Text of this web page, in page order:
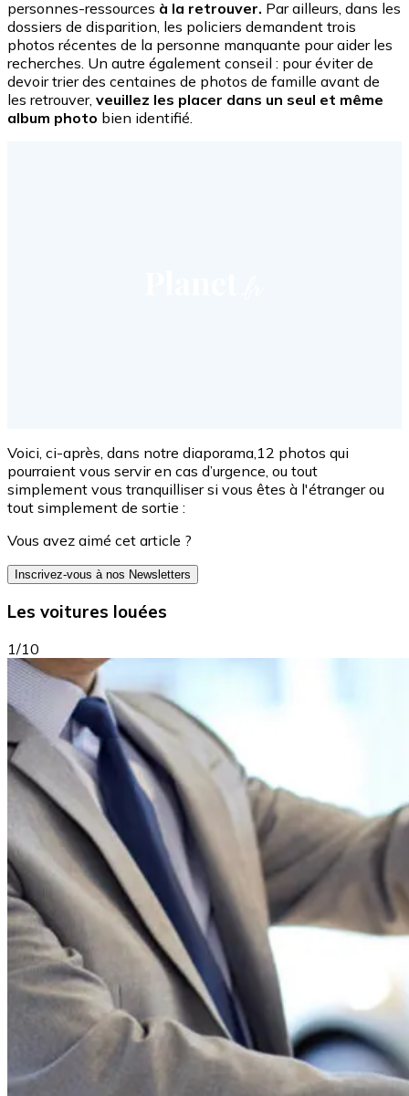
personnes-ressources à la retrouver. Par ailleurs, dans les
dossiers de disparition, les policiers demandent trois
photos récentes de la personne manquante pour aider les
recherches. Un autre également conseil : pour éviter de
devoir trier des centaines de photos de famille avant de
les retrouver, veuillez les placer dans un seul et même
album photo bien identifié.
Voici, ci-après, dans notre diaporama,12 photos qui
pourraient vous servir en cas d’urgence, ou tout
simplement vous tranquilliser si vous êtes à l'étranger ou
tout simplement de sortie :
Vous avez aimé cet article ?
Inscrivez-vous à nos Newsletters
Les voitures louées
1/10